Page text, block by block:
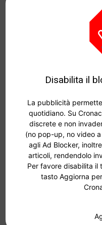
Disabilita il
La pubblicità
quotidiano. Su
discrete e non
(no pop-up, no video
agli Ad Blocker,
articoli, rendendolo
Per favore disabilita il
tasto Aggiorna